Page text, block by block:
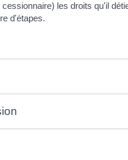
les droits qu'il
d'étapes.